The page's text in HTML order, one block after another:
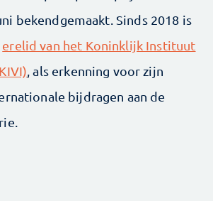
bekendgemaakt. Sinds 2018 is
erelid van het Koninklijk Instituut
, als erkenning voor zijn
bijdragen aan de